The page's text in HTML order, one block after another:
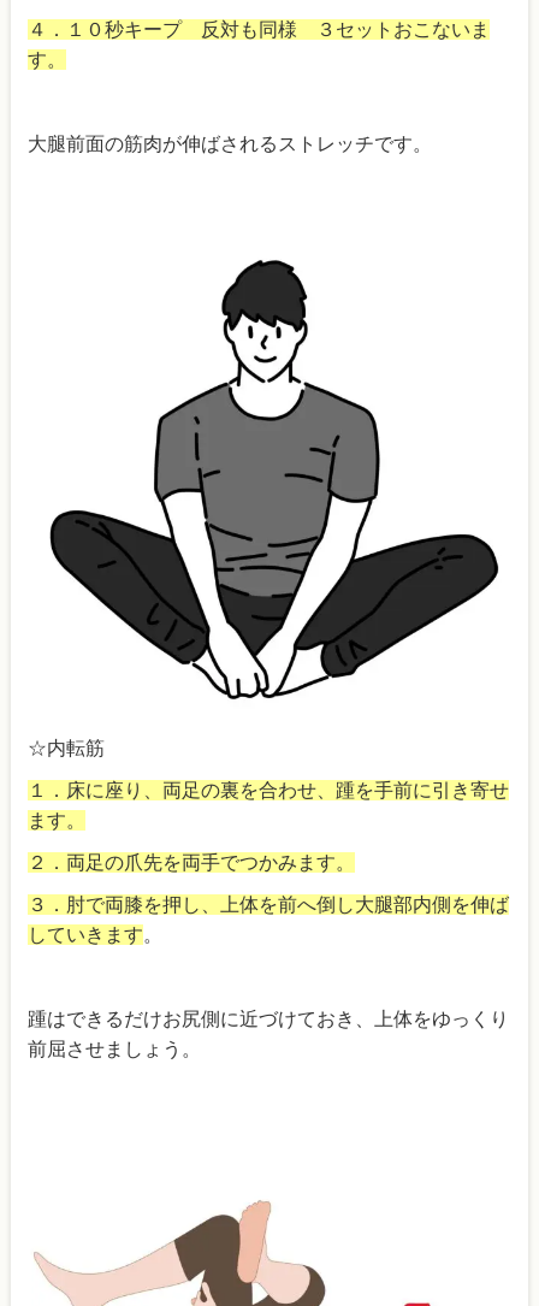
４．１０秒キープ 反対も同様 ３セットおこないま
す。
大腿前面の筋肉が伸ばされるストレッチです。
☆内転筋
１．床に座り、両足の裏を合わせ、踵を手前に引き寄せ
ます。
２．両足の爪先を両手でつかみます。
３．肘で両膝を押し、上体を前へ倒し大腿部内側を伸ば
していきます。
踵はできるだけお尻側に近づけておき、上体をゆっくり
前屈させましょう。